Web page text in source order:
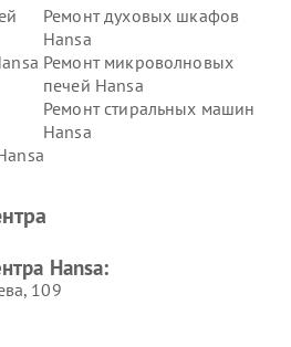
Ремонт духовых шкафов
Hansa
Ремонт микроволновых
печей Hansa
Ремонт стиральных машин
Hansa
Hansa:
109